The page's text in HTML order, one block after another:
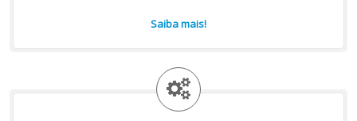
Saiba mais!